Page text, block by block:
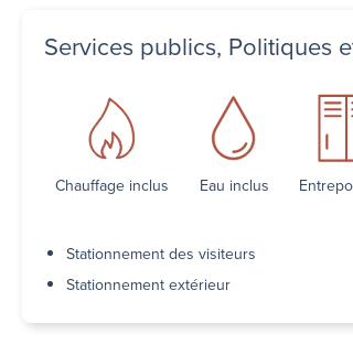
Services publics, Politiques
Chauffage inclus Eau inclus
Stationnement des visiteurs
Stationnement extérieur